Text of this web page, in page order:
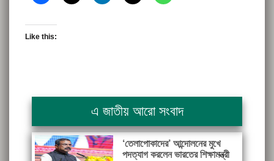
Like this:
এ জাতীয় আরো সংবাদ
‘তেলাপোকাদের’ আন্দোলনের মুখে
পদত্যাগ করলেন ভারতের শিক্ষামন্ত্রী